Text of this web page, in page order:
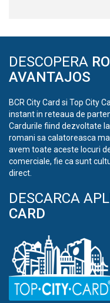
DESCOPERA
AVANTAJOS
BCR City Card si Top City
instant in reteaua de
Cardurile fiind dezvoltate
romani sa calatoreasca
avem toate aceste locuri
comerciale, fie ca sunt
direct.
DESCARCA
CARD